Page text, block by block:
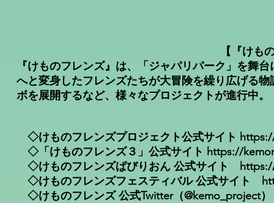
【『けも
『けものフレンズ』は、「ジャパリパーク」を舞
へと変身したフレンズたちが大冒険を繰り広げる
ボを展開するなど、様々なプロジェクトが進行中。
◇けものフレンズプロジェクト公式サイト
◇「けものフレンズ３」公式サイト https://
◇けものフレンズぱびりおん 公式サイト
◇けものフレンズフェスティバル 公式サイト
◇けものフレンズ 公式Twitter（@kemo_project）